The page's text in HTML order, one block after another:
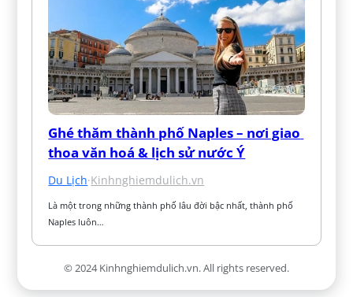
Ghé thăm thành phố Naples – nơi giao
thoa văn hoá & lịch sử nước Ý
Du Lịch·Kinhnghiemdulich.vn
Là một trong những thành phố lâu đời bậc nhất, thành phố
Naples luôn…
© 2024 Kinhnghiemdulich.vn. All rights reserved.